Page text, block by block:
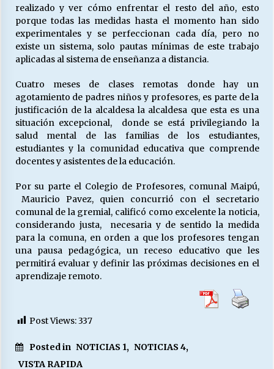
realizado y ver cómo enfrentar el resto del año, esto
porque todas las medidas hasta el momento han sido
experimentales y se perfeccionan cada día, pero no
existe un sistema, solo pautas mínimas de este trabajo
aplicadas al sistema de enseñanza a distancia.
Cuatro meses de clases remotas donde hay un
agotamiento de padres niños y profesores, es parte de la
justificación de la alcaldesa la alcaldesa que esta es una
situación excepcional, donde se está privilegiando la
salud mental de las familias de los estudiantes,
estudiantes y la comunidad educativa que comprende
docentes y asistentes de la educación.
Por su parte el Colegio de Profesores, comunal Maipú,
Mauricio Pavez, quien concurrió con el secretario
comunal de la gremial, calificó como excelente la noticia,
considerando justa, necesaria y de sentido la medida
para la comuna, en orden a que los profesores tengan
una pausa pedagógica, un receso educativo que les
permitirá evaluar y definir las próximas decisiones en el
aprendizaje remoto.
Post Views:337
Posted in NOTICIAS 1, NOTICIAS 4,
VISTA RAPIDA